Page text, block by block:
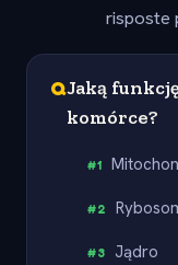
risposte
QJaką
komórce?
#1
#2
#3 Jądro